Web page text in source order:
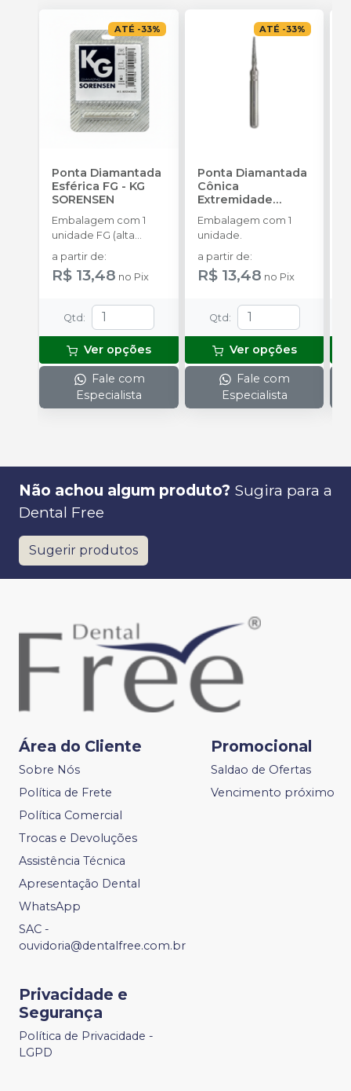
ATÉ -33%
Ponta Diamantada
Esférica FG - KG
SORENSEN
Embalagem com 1
unidade FG (alta
rotação).
a partir de:
R$ 13,48 no Pix
Qtd :
Ver opções
Fale com
Especialista
ATÉ -33%
Ponta Diamantada
Cônica
Extremidade
Arredondada FG
KG SORENSEN
Embalagem com 1
unidade.
a partir de:
R$ 13,48 no Pix
Qtd :
Ver opções
Fale com
Especialista
Não achou algum produto? Sugira para a
Dental Free
Sugerir produtos
Área do Cliente
Sobre Nós
Política de Frete
Política Comercial
Trocas e Devoluções
Assistência Técnica
Apresentação Dental
WhatsApp
SAC -
ouvidoria@dentalfree.com.br
Promocional
Saldao de Ofertas
Vencimento próximo
Privacidade e
Segurança
Política de Privacidade -
LGPD